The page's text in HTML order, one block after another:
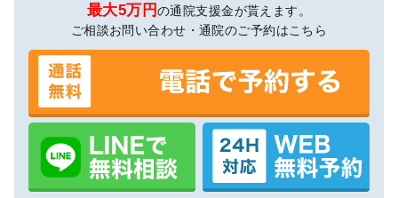
最大5万円の通院支援金が貰えます。
ご相談お問い合わせ・通院のご予約はこちら